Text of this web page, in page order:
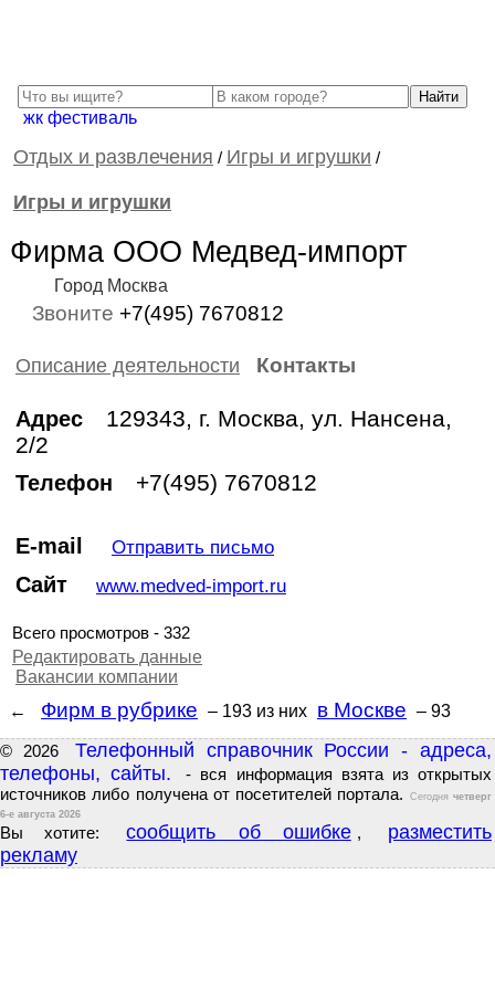
жк фестиваль
Отдых и развлечения / Игры и игрушки /
Игры и игрушки
Фирма ООО Медвед-импорт
Город Москва
Звоните +7(495) 7670812
Описание деятельности Контакты
Адрес
129343, г. Москва, ул. Нансена,
2/2
Телефон +7(495) 7670812
E-mail Отправить письмо
Сайт www.medved-import.ru
Всего просмотров - 332
Редактировать данные
Вакансии компании
←
Фирм в рубрике – 193 из них в Москве – 93
© 2026
Телефонный справочник России - адреса,
телефоны, сайты.
- вся информация взята из открытых
источников либо получена от посетителей портала.
Сегоднячетверг
6-е августа 2026
Вы хотите: сообщить об ошибке ,
разместить
рекламу